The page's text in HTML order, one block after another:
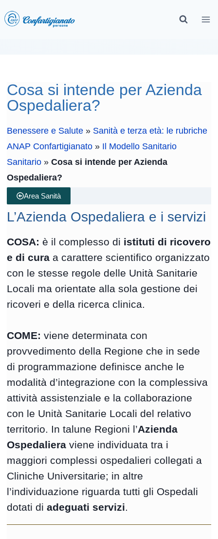
Cosa si intende per Azienda
Ospedaliera?
Benessere e Salute » Sanità e terza età: le rubriche
ANAP Confartigianato » Il Modello Sanitario
Sanitario »Cosa si intende per Azienda
Ospedaliera?
Area Sanità
L’Azienda Ospedaliera e i servizi
COSA: è il complesso di istituti di ricovero
e di cura a carattere scientifico organizzato
con le stesse regole delle Unità Sanitarie
Locali ma orientate alla sola gestione dei
ricoveri e della ricerca clinica.
COME:viene determinata con
provvedimento della Regione che in sede
di programmazione definisce anche le
modalità d’integrazione con la complessiva
attività assistenziale e la collaborazione
con le Unità Sanitarie Locali del relativo
territorio. In talune Regioni l’Azienda
Ospedaliera viene individuata tra i
maggiori complessi ospedalieri collegati a
Cliniche Universitarie; in altre
l’individuazione riguarda tutti gli Ospedali
dotati diadeguati servizi